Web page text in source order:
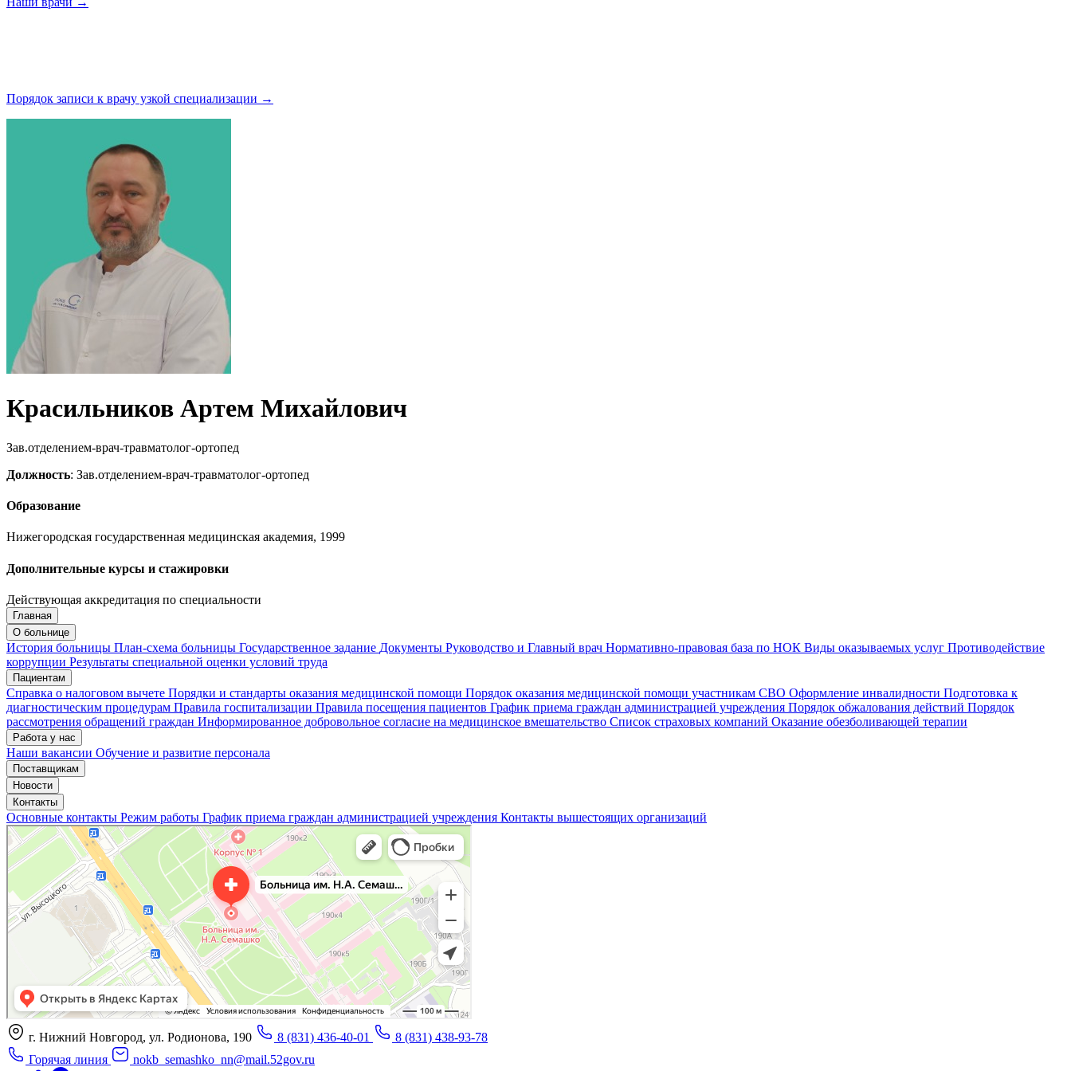
Порядок записи к врачу узкой специализации →
Красильников Артем Михайлович
Зав.отделением-врач-травматолог-ортопед
Должность: Зав.отделением-врач-травматолог-ортопед
Образование
Нижегородская государственная медицинская академия, 1999
Дополнительные курсы и стажировки
Действующая аккредитация по специальности
Запись на приём
Подтвердить запись Отмена
Запись подтверждена
Мои записи
Главная
О больнице
История больницы План-схема больницы Государственное задание Документы Руководство и Главный врач Нормативно-правовая база по НОК Виды оказываемых услуг Противодействие
коррупции Результаты специальной оценки условий труда
Пациентам
Справка о налоговом вычете Порядки и стандарты оказания медицинской помощи Порядок оказания медицинской помощи участникам СВО Оформление инвалидности Подготовка к
диагностическим процедурам Правила госпитализации Правила посещения пациентов График приема граждан администрацией учреждения Порядок обжалования действий Порядок
рассмотрения обращений граждан Информированное добровольное согласие на медицинское вмешательство Список страховых компаний Оказание обезболивающей терапии
Работа у нас
Наши вакансии Обучение и развитие персонала
Поставщикам
Новости
Контакты
Основные контакты Режим работы График приема граждан администрацией учреждения Контакты вышестоящих организаций
«Нижегородская областная клиническая больница имени Н.А. Семашко»
Отделение больницы, госпиталя в Нижнем Новгороде
Больница для взрослых в Нижнем Новгороде
г. Нижний Новгород, ул. Родионова, 190 8 (831) 436-40-01
8 (831) 438-93-78
Горячая линия
nokb_semashko_nn@mail.52gov.ru